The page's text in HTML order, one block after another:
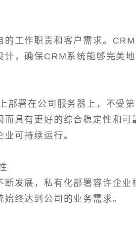
的工作职责和客户需求。
计，确保CRM系统能够完美
部署在公司服务器上，不受
而具有更好的综合稳定性和
可持续运行。
断发展，私有化部署容许企
终达到公司的业务需求。